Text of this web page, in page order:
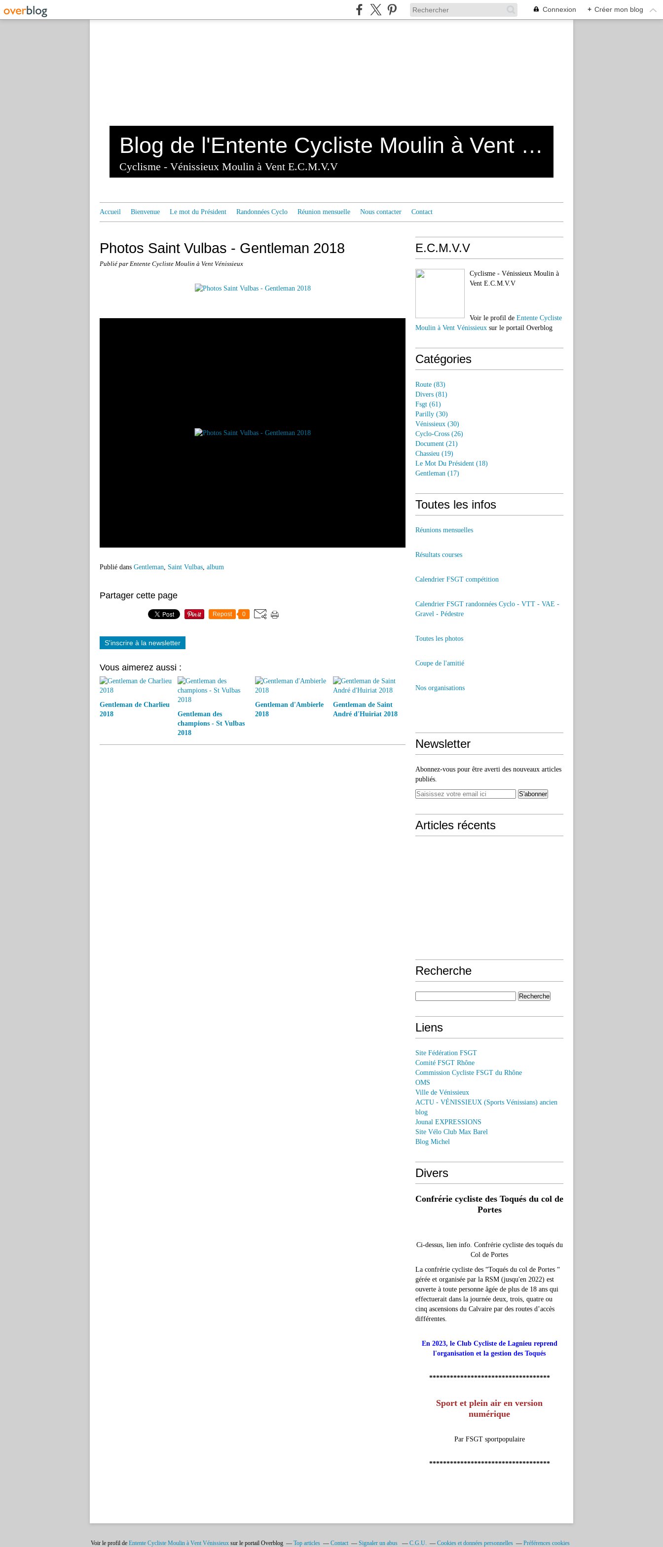
Connexion + Créer mon blog
Blog de l'Entente Cycliste Moulin à Vent Vénissieux
Cyclisme - Vénissieux Moulin à Vent E.C.M.V.V
Accueil Bienvenue Le mot du Président Randonnées Cyclo Réunion mensuelle Nous contacter Contact
Photos Saint Vulbas - Gentleman 2018
Publié par Entente Cycliste Moulin à Vent Vénissieux
Publié dans Gentleman, Saint Vulbas, album
Partager cette page
Repost 0
S'inscrire à la newsletter
Vous aimerez aussi :
Gentleman de Charlieu
2018
Gentleman des
champions - St Vulbas
2018
Gentleman d'Ambierle
2018
Gentleman de Saint
André d'Huiriat 2018
E.C.M.V.V
Cyclisme - Vénissieux Moulin à
Vent E.C.M.V.V
Voir le profil de Entente Cycliste
Moulin à Vent Vénissieux sur le portail Overblog
Catégories
Route (83)
Divers (81)
Fsgt (61)
Parilly (30)
Vénissieux (30)
Cyclo-Cross (26)
Document (21)
Chassieu (19)
Le Mot Du Président (18)
Gentleman (17)
Toutes les infos
Réunions mensuelles
Résultats courses
Calendrier FSGT compétition
Calendrier FSGT randonnées Cyclo - VTT - VAE -
Gravel - Pédestre
Toutes les photos
Coupe de l'amitié
Nos organisations
Newsletter
Abonnez-vous pour être averti des nouveaux articles
publiés.
Articles récents
Recherche
Liens
Site Fédération FSGT
Comité FSGT Rhône
Commission Cycliste FSGT du Rhône
OMS
Ville de Vénissieux
ACTU - VÉNISSIEUX (Sports Vénissians) ancien
blog
Jounal EXPRESSIONS
Site Vélo Club Max Barel
Blog Michel
Divers
Confrérie cycliste des Toqués du col de
Portes
Ci-dessus, lien info. Confrérie cycliste des toqués du
Col de Portes
La confrérie cycliste des “Toqués du col de Portes “
gérée et organisée par la RSM (jusqu'en 2022) est
ouverte à toute personne âgée de plus de 18 ans qui
effectuerait dans la journée deux, trois, quatre ou
cinq ascensions du Calvaire par des routes d’accès
différentes.
En 2023, le Club Cycliste de Lagnieu reprend
l'organisation et la gestion des Toqués
***********************************
Sport et plein air en version
numérique
Par FSGT sportpopulaire
***********************************
Voir le profil de Entente Cycliste Moulin à Vent Vénissieuxsur le portail Overblog Top articles Contact Signaler un abus C.G.U. Cookies et données personnelles Préférences cookies